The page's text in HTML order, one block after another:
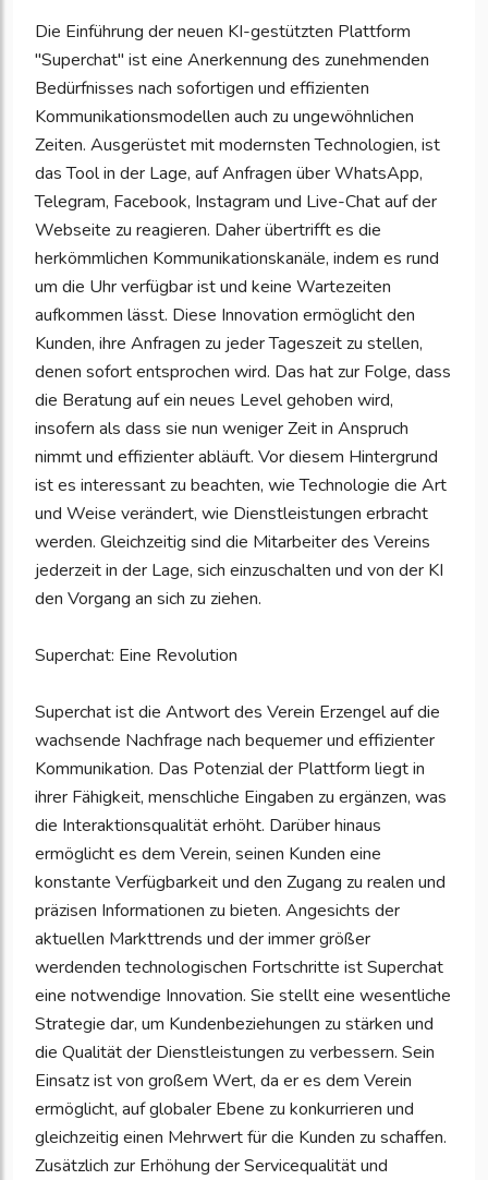
Die Einführung der neuen KI-gestützten Plattform
"Superchat" ist eine Anerkennung des zunehmenden
Bedürfnisses nach sofortigen und effizienten
Kommunikationsmodellen auch zu ungewöhnlichen
Zeiten. Ausgerüstet mit modernsten Technologien, ist
das Tool in der Lage, auf Anfragen über WhatsApp,
Telegram, Facebook, Instagram und Live-Chat auf der
Webseite zu reagieren. Daher übertrifft es die
herkömmlichen Kommunikationskanäle, indem es rund
um die Uhr verfügbar ist und keine Wartezeiten
aufkommen lässt. Diese Innovation ermöglicht den
Kunden, ihre Anfragen zu jeder Tageszeit zu stellen,
denen sofort entsprochen wird. Das hat zur Folge, dass
die Beratung auf ein neues Level gehoben wird,
insofern als dass sie nun weniger Zeit in Anspruch
nimmt und effizienter abläuft. Vor diesem Hintergrund
ist es interessant zu beachten, wie Technologie die Art
und Weise verändert, wie Dienstleistungen erbracht
werden. Gleichzeitig sind die Mitarbeiter des Vereins
jederzeit in der Lage, sich einzuschalten und von der KI
den Vorgang an sich zu ziehen.
Superchat: Eine Revolution
Superchat ist die Antwort des Verein Erzengel auf die
wachsende Nachfrage nach bequemer und effizienter
Kommunikation. Das Potenzial der Plattform liegt in
ihrer Fähigkeit, menschliche Eingaben zu ergänzen, was
die Interaktionsqualität erhöht. Darüber hinaus
ermöglicht es dem Verein, seinen Kunden eine
konstante Verfügbarkeit und den Zugang zu realen und
präzisen Informationen zu bieten. Angesichts der
aktuellen Markttrends und der immer größer
werdenden technologischen Fortschritte ist Superchat
eine notwendige Innovation. Sie stellt eine wesentliche
Strategie dar, um Kundenbeziehungen zu stärken und
die Qualität der Dienstleistungen zu verbessern. Sein
Einsatz ist von großem Wert, da er es dem Verein
ermöglicht, auf globaler Ebene zu konkurrieren und
gleichzeitig einen Mehrwert für die Kunden zu schaffen.
Zusätzlich zur Erhöhung der Servicequalität und